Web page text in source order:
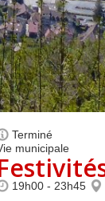
Terminé
municipale
19h00 - 23h45